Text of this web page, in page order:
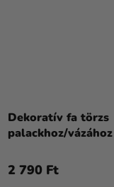
Dekoratív fa törzs
palackhoz/vázához
2 790 Ft